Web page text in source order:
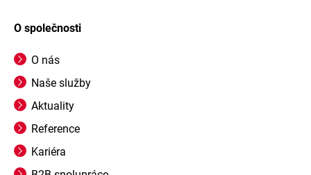
O společnosti
O nás
Naše služby
Aktuality
Reference
Kariéra